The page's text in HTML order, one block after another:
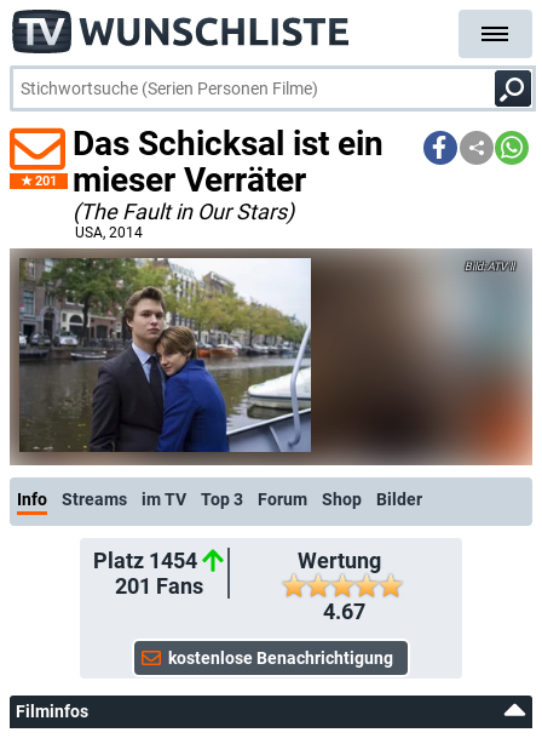
201
Das Schicksal ist ein
mieser Verräter
(The Fault in Our Stars)
USA, 2014
ATV II
Info Streams im TV Top 3 Forum Shop Bilder
Platz 1454
201 Fans
Wertung
4.67
Filminfos